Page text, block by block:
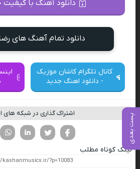
پست بعدی
دانلود آهنگ با کیفیت
دانلود تمام آهنگ های
کانال تلگرام کاشان موزیک
- دانلود اهنگ جدید
اشتراک گذاری در شبکه های
تویتر
فیسوک
لینک کوتاه مطلب